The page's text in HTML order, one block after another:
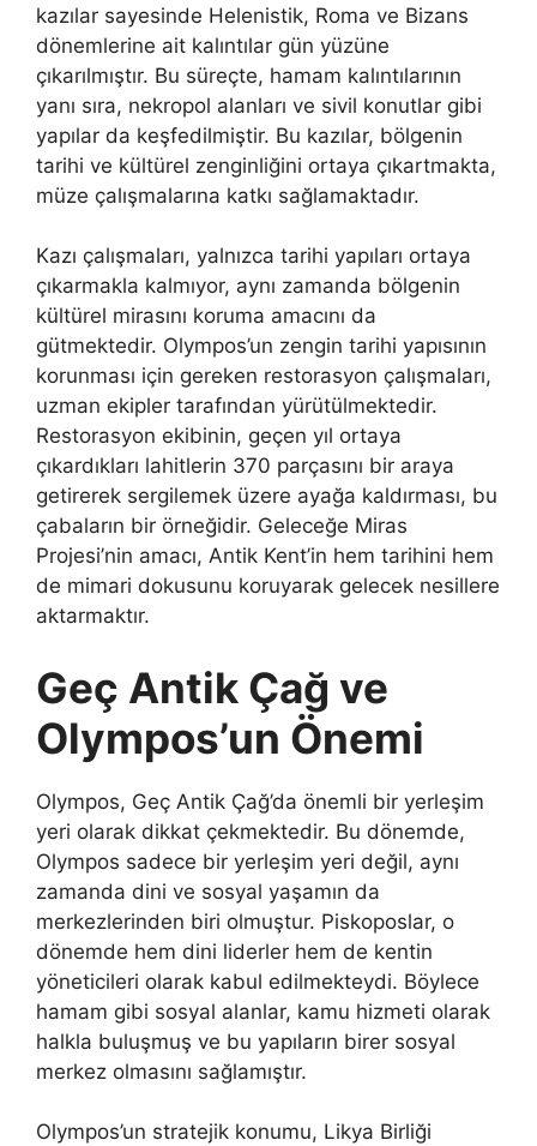
kazılar sayesinde Helenistik, Roma ve Bizans
dönemlerine ait kalıntılar gün yüzüne
çıkarılmıştır. Bu süreçte, hamam kalıntılarının
yanı sıra, nekropol alanları ve sivil konutlar gibi
yapılar da keşfedilmiştir. Bu kazılar, bölgenin
tarihi ve kültürel zenginliğini ortaya çıkartmakta,
müze çalışmalarına katkı sağlamaktadır.
Kazı çalışmaları, yalnızca tarihi yapıları ortaya
çıkarmakla kalmıyor, aynı zamanda bölgenin
kültürel mirasını koruma amacını da
gütmektedir. Olympos’un zengin tarihi yapısının
korunması için gereken restorasyon çalışmaları,
uzman ekipler tarafından yürütülmektedir.
Restorasyon ekibinin, geçen yıl ortaya
çıkardıkları lahitlerin 370 parçasını bir araya
getirerek sergilemek üzere ayağa kaldırması, bu
çabaların bir örneğidir. Geleceğe Miras
Projesi’nin amacı, Antik Kent’in hem tarihini hem
de mimari dokusunu koruyarak gelecek nesillere
aktarmaktır.
Geç Antik Çağ ve
Olympos’un Önemi
Olympos, Geç Antik Çağ’da önemli bir yerleşim
yeri olarak dikkat çekmektedir. Bu dönemde,
Olympos sadece bir yerleşim yeri değil, aynı
zamanda dini ve sosyal yaşamın da
merkezlerinden biri olmuştur. Piskoposlar, o
dönemde hem dini liderler hem de kentin
yöneticileri olarak kabul edilmekteydi. Böylece
hamam gibi sosyal alanlar, kamu hizmeti olarak
halkla buluşmuş ve bu yapıların birer sosyal
merkez olmasını sağlamıştır.
Olympos’un stratejik konumu, Likya Birliği